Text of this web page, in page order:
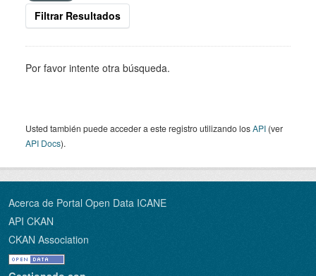
Filtrar Resultados
Por favor intente otra búsqueda.
Usted también puede acceder a este registro utilizando losAPI (ver
API Docs).
Acerca de Portal Open Data ICANE
API CKAN
CKAN Association